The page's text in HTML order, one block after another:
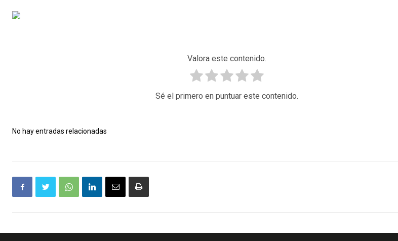
Valora este contenido.
Sé el primero en puntuar este contenido.
No hay entradas relacionadas